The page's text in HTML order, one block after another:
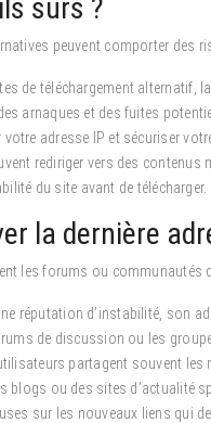
sûrs ?
peuvent comporter des
de téléchargement alternatif,
arnaques et des fuites
votre adresse IP et sécuriser
rediriger vers des contenus
du site avant de télécharger.
la dernière
les forums ou communautés
réputation d’instabilité, son
de discussion ou les
partagent souvent
blogs ou des sites d’actualité
sur les nouveaux liens qui